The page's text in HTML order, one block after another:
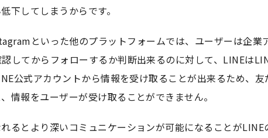
下してしまうからです。
といった他のプラットフォームでは、ユーザーは企業
してからフォローするか判断出来るのに対して、LINEは
公式アカウントから情報を受け取ることが出来るため、
情報をユーザーが受け取ることができません。
るとより深いコミュニケーションが可能になることがLINE